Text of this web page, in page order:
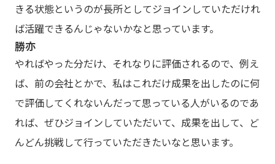
きる状態というのが長所としてジョインしていただけれ
ば活躍できるんじゃないかなと思っています。
勝亦
やればやった分だけ、それなりに評価されるので、例え
ば、前の会社とかで、私はこれだけ成果を出したのに何
で評価してくれないんだって思っている人がいるのであ
れば、ぜひジョインしていただいて、成果を出して、ど
んどん挑戦して行っていただきたいなと思います。